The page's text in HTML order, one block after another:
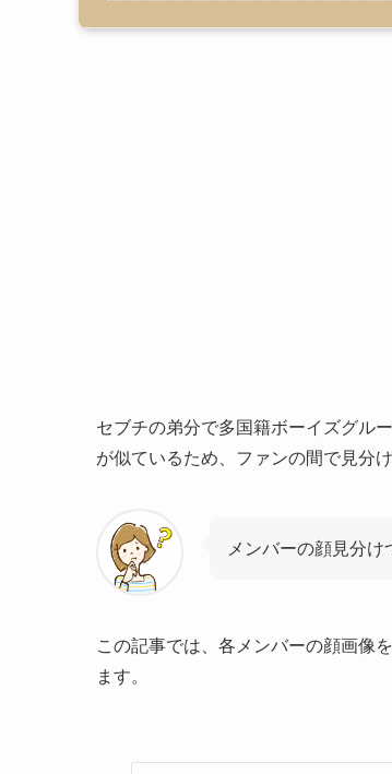
セブチの弟分で多国籍ボーイズグル
が似ているため、ファンの間で見分
メンバーの顔見分け
この記事では、各メンバーの顔画像
ます。